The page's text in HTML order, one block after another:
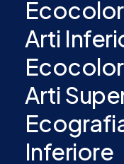
Arti
Arti
Inferiore